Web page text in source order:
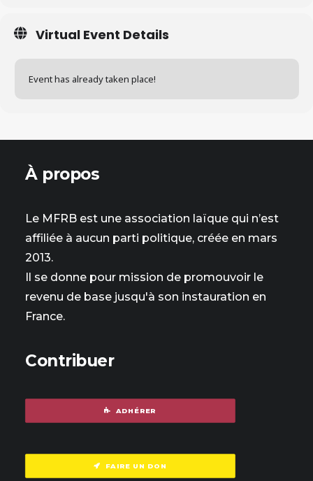
Virtual Event Details
Event has already taken place!
À propos
Le MFRB est une association laïque qui n’est
affiliée à aucun parti politique, créée en mars
2013.
Il se donne pour mission de promouvoir le
revenu de base jusqu'à son instauration en
France.
Contribuer
ADHÉRER
FAIRE UN DON